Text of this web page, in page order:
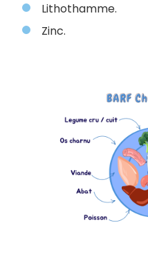
Lithothamme.
Zinc.